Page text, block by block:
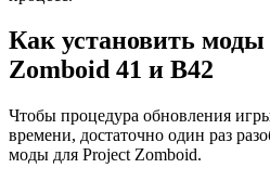
Как установить
Zomboid 41 и B42
Чтобы процедура обновления
времени, достаточно один раз
моды для Project Zomboid.